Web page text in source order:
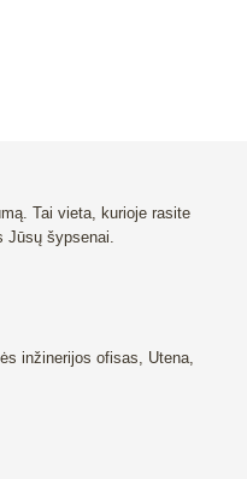
Tai vieta, kurioje rasite
Jūsų šypsenai.
inžinerijos ofisas, Utena,